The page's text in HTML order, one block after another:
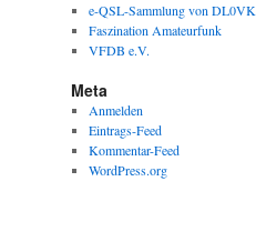
e-QSL-Sammlung von DL0VK
Faszination Amateurfunk
VFDB e.V.
Meta
Anmelden
Eintrags-Feed
Kommentar-Feed
WordPress.org